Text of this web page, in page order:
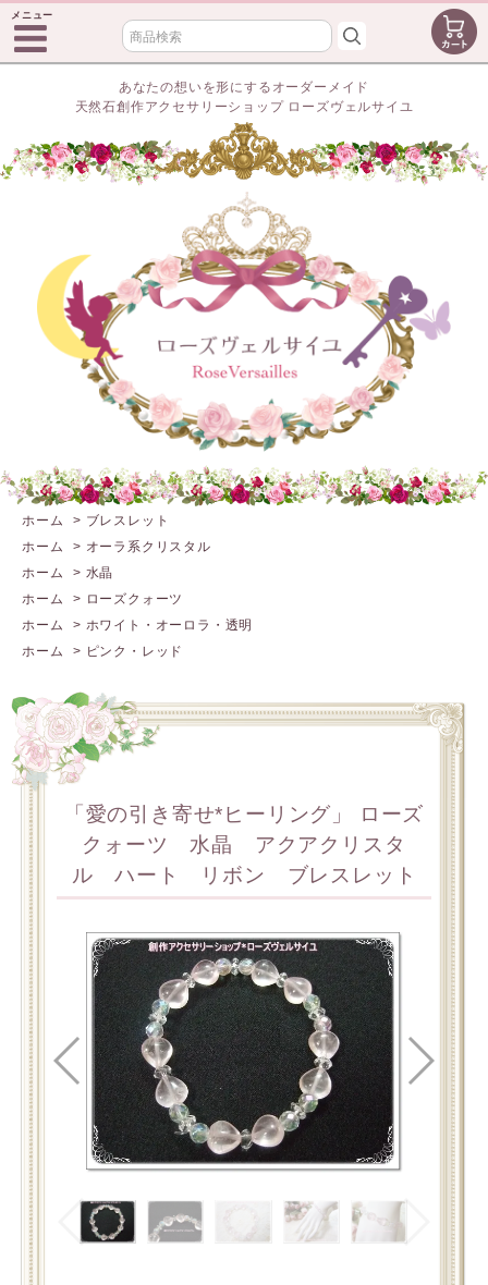
メニュー
あなたの想いを形にするオーダーメイド
天然石創作アクセサリーショップ ローズヴェルサイユ
ホーム > ブレスレット
ホーム
> オーラ系クリスタル
ホーム
> 水晶
ホーム
> ローズクォーツ
ホーム
> ホワイト・オーロラ・透明
ホーム
> ピンク・レッド
「愛の引き寄せ*ヒーリング」 ローズ
クォーツ 水晶 アクアクリスタ
ル ハート リボン ブレスレット